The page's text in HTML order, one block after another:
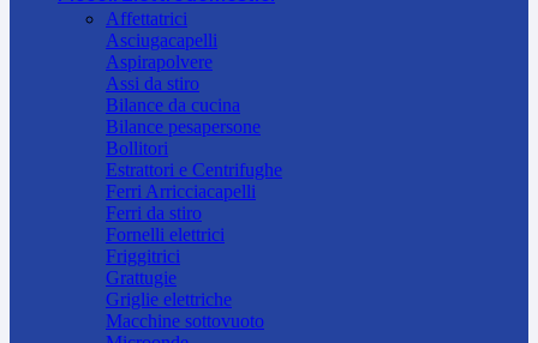
Affettatrici
Asciugacapelli
Aspirapolvere
Assi da stiro
Bilance da cucina
Bilance pesapersone
Bollitori
Estrattori e Centrifughe
Ferri Arricciacapelli
Ferri da stiro
Fornelli elettrici
Friggitrici
Grattugie
Griglie elettriche
Macchine sottovuoto